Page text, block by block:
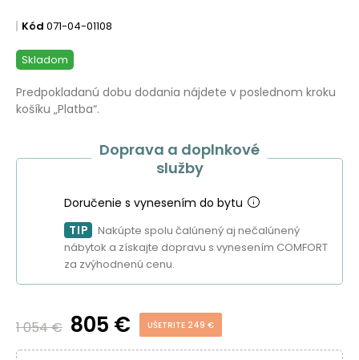
Kód 071-04-01108
Skladom
Predpokladanú dobu dodania nájdete v poslednom kroku
košíku „Platba“.
Doprava a doplnkové
služby
Doručenie s vynesením do bytu
TIP
Nakúpte spolu čalúnený aj nečalúnený
nábytok a získajte dopravu s vynesením COMFORT
za zvýhodnenú cenu.
1 054 € 805 € UŠETRITE 249 €